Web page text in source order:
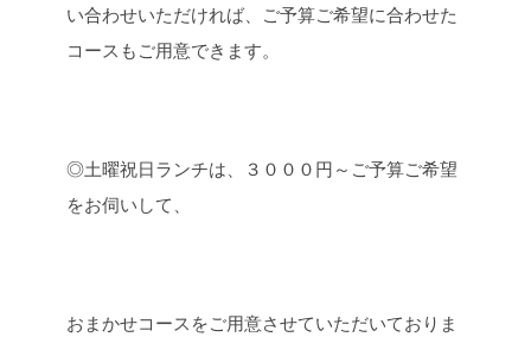
い合わせいただければ、ご予算ご希望に合わせた
コースもご用意できます。
◎土曜祝日ランチは、３０００円～ご予算ご希望
をお伺いして、
おまかせコースをご用意させていただいておりま